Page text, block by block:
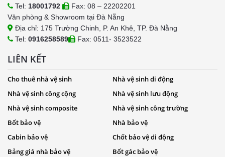
Tel: 18001792
Fax: 08 – 22202201
Văn phòng & Showroom tại Đà Nẵng
Địa chỉ: 175 Trường Chinh, P. An Khê, TP. Đà Nẵng
Tel: 0916258589 Fax: 0511- 3523522
LIÊN KẾT
Cho thuê nhà vệ sinh
Nhà vệ sinh di động
Nhà vệ sinh công cộng
Nhà vệ sinh lưu động
Nhà vệ sinh composite
Nhà vệ sinh công trường
Bốt bảo vệ
Nhà bảo vệ
Cabin bảo vệ
Chốt bảo vệ di động
Bảng giá nhà bảo vệ
Bốt gác bảo vệ